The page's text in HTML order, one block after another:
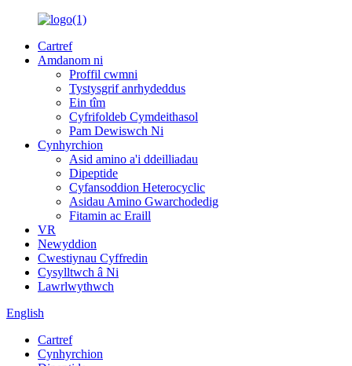
Cartref
Amdanom ni
Proffil cwmni
Tystysgrif anrhydeddus
Ein tîm
Cyfrifoldeb Cymdeithasol
Pam Dewiswch Ni
Cynhyrchion
Asid amino a'i ddeilliadau
Dipeptide
Cyfansoddion Heterocyclic
Asidau Amino Gwarchodedig
Fitamin ac Eraill
VR
Newyddion
Cwestiynau Cyffredin
Cysylltwch â Ni
Lawrlwythwch
English
Cartref
Cynhyrchion